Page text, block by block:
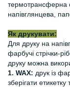
термотрансферна
напівглянцева,
Як друкувати:
Для друку на
фарбучі стрічки-
друку можна
1. WAX: друк із
зберігати